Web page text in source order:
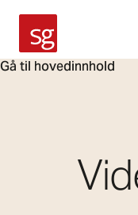
Gå til hovedinnhold
SG Armaturen